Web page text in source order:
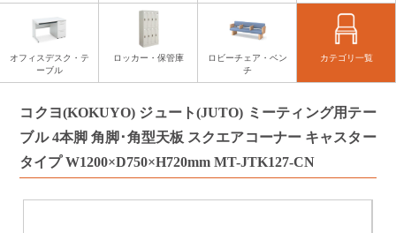
オフィスデスク・テ
ーブル
ロッカー・保管庫
ロビーチェア・ベン
チ
カテゴリ一覧
コクヨ(KOKUYO) ジュート(JUTO) ミーティング用テー
ブル 4本脚 角脚･角型天板 スクエアコーナー キャスター
タイプ W1200×D750×H720mm MT-JTK127-CN